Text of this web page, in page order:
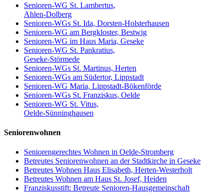
Senioren-WG St. Lambertus,
Ahlen-Dolberg
Senioren-WGs St. Ida, Dorsten-Holsterhausen
Senioren-WG am Bergkloster, Bestwig
Senioren-WG im Haus Maria, Geseke
Senioren-WG St. Pankratius,
Geseke-Störmede
Senioren-WGs St. Martinus, Herten
Senioren-WGs am Südertor, Lippstadt
Senioren-WG Maria, Lippstadt-Bökenförde
Senioren-WGs St. Franziskus, Oelde
Senioren-WG St. Vitus,
Oelde-Sünninghausen
Seniorenwohnen
Seniorengerechtes Wohnen in Oelde-Stromberg
Betreutes Seniorenwohnen an der Stadtkirche in Geseke
Betreutes Wohnen Haus Elisabeth, Herten-Westerholt
Betreutes Wohnen am Haus St. Josef, Heiden
Franziskusstift: Betreute Senioren-Hausgemeinschaft